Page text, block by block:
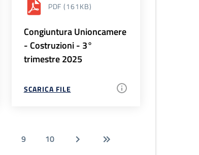
PDF (161KB)
Congiuntura Unioncamere
- Costruzioni - 3°
trimestre 2025
SCARICA FILE
9 10